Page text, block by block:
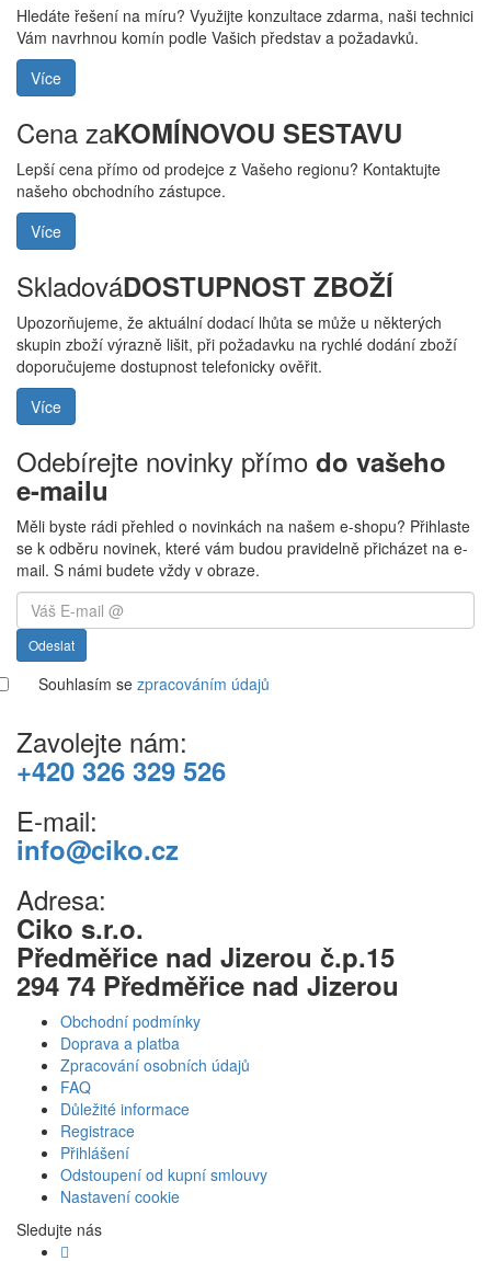
Hledáte řešení na míru? Využijte konzultace zdarma, naši technici
Vám navrhnou komín podle Vašich představ a požadavků.
Více
Cena zaKOMÍNOVOU SESTAVU
Lepší cena přímo od prodejce z Vašeho regionu? Kontaktujte
našeho obchodního zástupce.
Více
SkladováDOSTUPNOST ZBOŽÍ
Upozorňujeme, že aktuální dodací lhůta se může u některých
skupin zboží výrazně lišit, při požadavku na rychlé dodání zboží
doporučujeme dostupnost telefonicky ověřit.
Více
Odebírejte novinky přímo do vašeho
e-mailu
Měli byste rádi přehled o novinkách na našem e-shopu? Přihlaste
se k odběru novinek, které vám budou pravidelně přicházet na e-
mail. S námi budete vždy v obraze.
Odeslat
Souhlasím se zpracováním údajů
Zavolejte nám:
+420 326 329 526
E-mail:
info@ciko.cz
Adresa:
Ciko s.r.o.
Předměřice nad Jizerou č.p.15
294 74 Předměřice nad Jizerou
Obchodní podmínky
Doprava a platba
Zpracování osobních údajů
FAQ
Důležité informace
Registrace
Přihlášení
Odstoupení od kupní smlouvy
Nastavení cookie
Sledujte nás